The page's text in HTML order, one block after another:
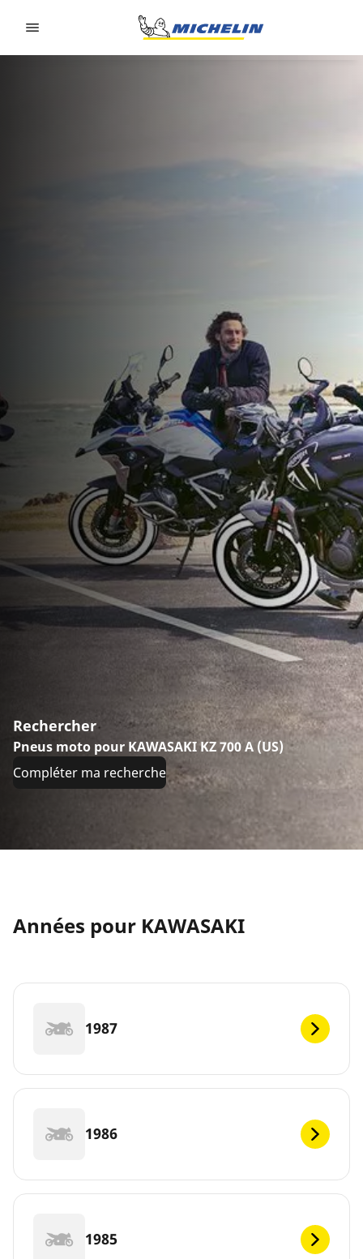
Rechercher
Pneus moto pour KAWASAKI KZ 700 A (US)
Compléter ma recherche
Années pour KAWASAKI
1987
1986
1985